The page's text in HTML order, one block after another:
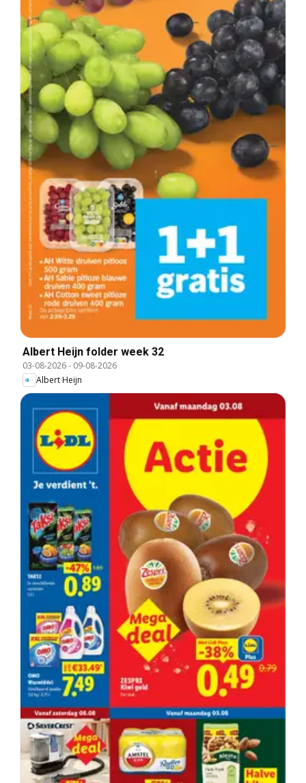
Albert Heijn folder week 32
03-08-2026- 09-08-2026
Albert Heijn